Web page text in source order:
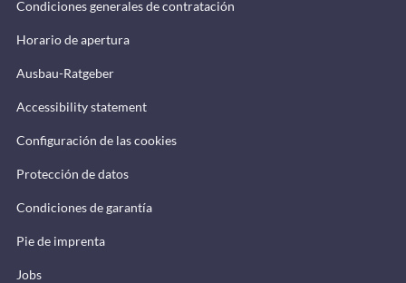
Condiciones generales de contratación
Horario de apertura
Ausbau-Ratgeber
Accessibility statement
Configuración de las cookies
Protección de datos
Condiciones de garantía
Pie de imprenta
Jobs